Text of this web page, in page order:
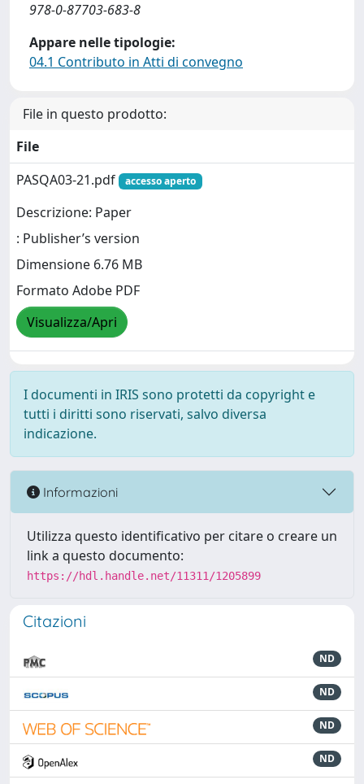
978-0-87703-683-8
Appare nelle tipologie:
04.1 Contributo in Atti di convegno
File in questo prodotto:
File
PASQA03-21.pdf
accesso aperto
Descrizione: Paper
: Publisher’s version
Dimensione 6.76 MB
Formato Adobe PDF
Visualizza/Apri
I documenti in IRIS sono protetti da copyright e
tutti i diritti sono riservati, salvo diversa
indicazione.
Informazioni
Utilizza questo identificativo per citare o creare un
link a questo documento:
https://hdl.handle.net/11311/1205899
Citazioni
ND
ND
ND
ND